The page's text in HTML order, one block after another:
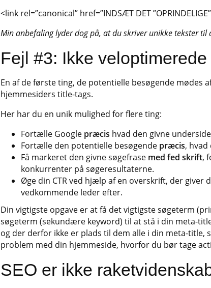
<link rel=”canonical” href=”INDSÆT DET
Min anbefaling lyder dog på, at du skriver unikke tekster til
Fejl #3: Ikke
En af de første ting, de potentielle besøgende mødes
hjemmesiders title-tags.
Her har du en unik mulighed for flere ting:
Fortælle Google præcis hvad den givne
Fortælle den potentielle besøgende præcis, hvad
Få markeret den givne søgefrase med fed skrift,
konkurrenter på søgeresultaterne.
Øge din CTR ved hjælp af en overskrift, der giver
vedkommende leder efter.
Din vigtigste opgave er at få det vigtigste søgeterm
søgeterm (sekundære keyword) til at stå i din meta-
og der derfor ikke er plads til dem alle i din meta-
problem med din hjemmeside, hvorfor du bør tage
SEO er ikke